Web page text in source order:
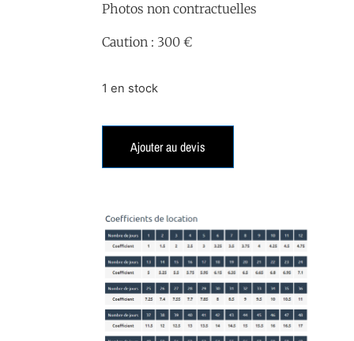
Photos non contractuelles
Caution : 300 €
1 en stock
Ajouter au devis